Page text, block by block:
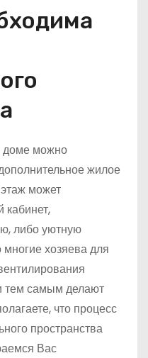
доме можно
жилое
может
кабинет,
либо уютную
хозяева для
тем самым делают
что процесс
пространства
Вас